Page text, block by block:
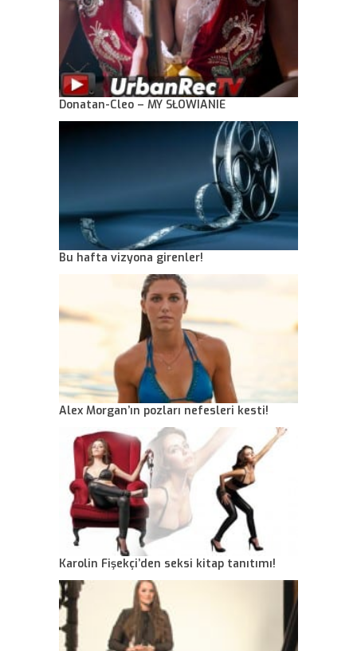
Donatan-Cleo – MY SŁOWIANIE
Bu hafta vizyona girenler!
Alex Morgan’ın pozları nefesleri kesti!
Karolin Fişekçi’den seksi kitap tanıtımı!